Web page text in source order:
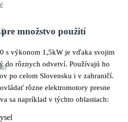
množstvo použití
s výkonom 1,5kW je vďaka svojim
do rôznych odvetví. Používajú ho
po celom Slovensku i v zahraničí.
rôzne elektromotory presne
sa napríklad v týchto oblastiach: